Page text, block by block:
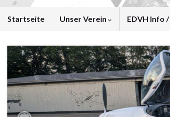
Startseite Unser Verein EDVH Info